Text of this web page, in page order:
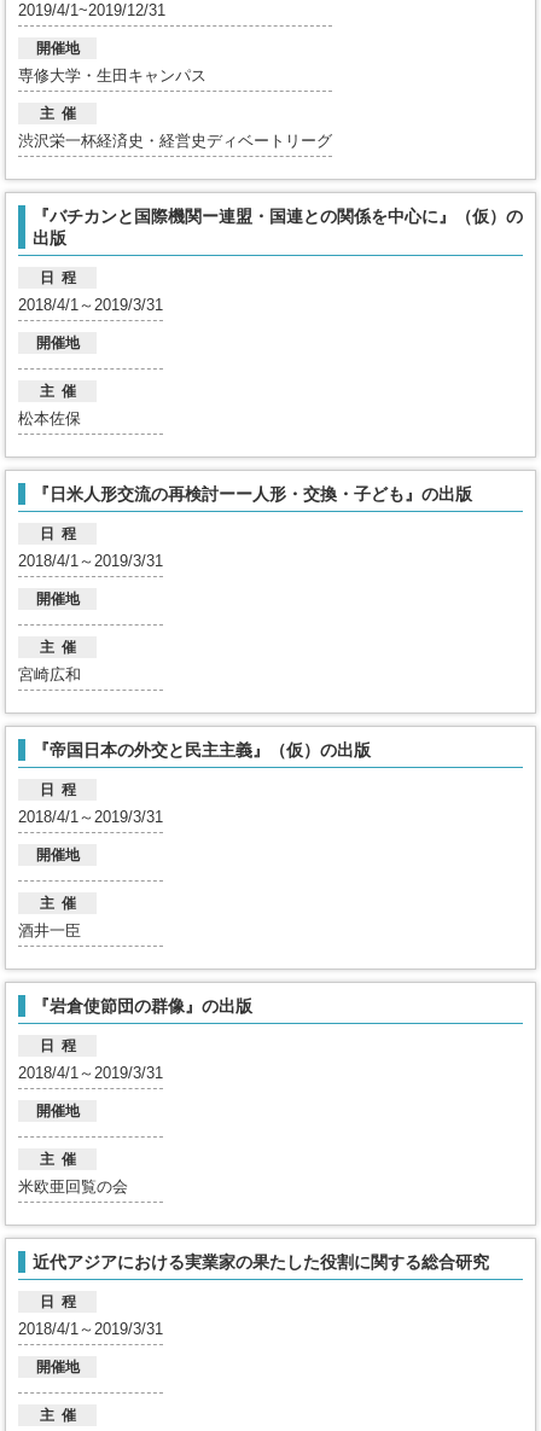
2019/4/1~2019/12/31
開催地
専修大学・生田キャンパス
主 催
渋沢栄一杯経済史・経営史ディベートリーグ
『バチカンと国際機関ー連盟・国連との関係を中心に』（仮）の
出版
日 程
2018/4/1～2019/3/31
開催地
主 催
松本佐保
『日米人形交流の再検討ーー人形・交換・子ども』の出版
日 程
2018/4/1～2019/3/31
開催地
主 催
宮崎広和
『帝国日本の外交と民主主義』（仮）の出版
日 程
2018/4/1～2019/3/31
開催地
主 催
酒井一臣
『岩倉使節団の群像』の出版
日 程
2018/4/1～2019/3/31
開催地
主 催
米欧亜回覧の会
近代アジアにおける実業家の果たした役割に関する総合研究
日 程
2018/4/1～2019/3/31
開催地
主 催